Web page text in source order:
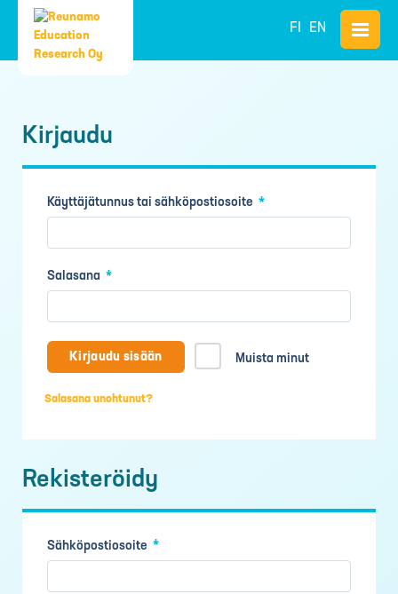
FI EN
Kirjaudu
Käyttäjätunnus tai sähköpostiosoite *
Vaaditaan
Salasana *
Vaaditaan
Muista minut
Kirjaudu sisään
Salasana unohtunut?
Rekisteröidy
Sähköpostiosoite *
Vaaditaan